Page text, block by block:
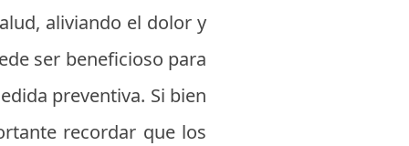
aliviando el dolor y
ser beneficioso para
preventiva. Si bien
recordar que los